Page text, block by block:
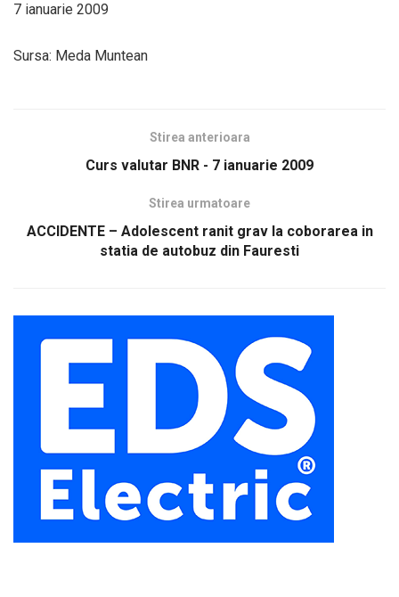
7 ianuarie 2009
Sursa: Meda Muntean
Stirea anterioara
Curs valutar BNR - 7 ianuarie 2009
Stirea urmatoare
ACCIDENTE – Adolescent ranit grav la coborarea in
statia de autobuz din Fauresti